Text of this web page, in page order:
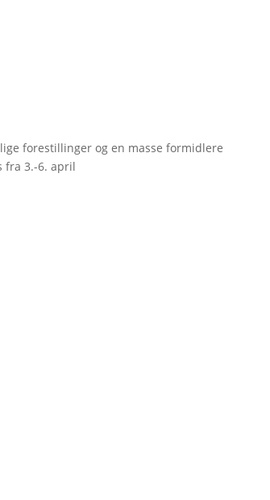
forestillinger og en masse formidlere
fra 3.-6. april